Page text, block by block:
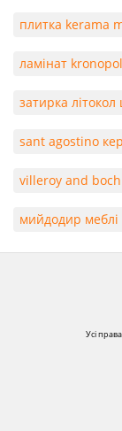
плитка kerama
ламінат
затирка літокол
sant agostino
villeroy and boch
мийдодир меблі
Усі